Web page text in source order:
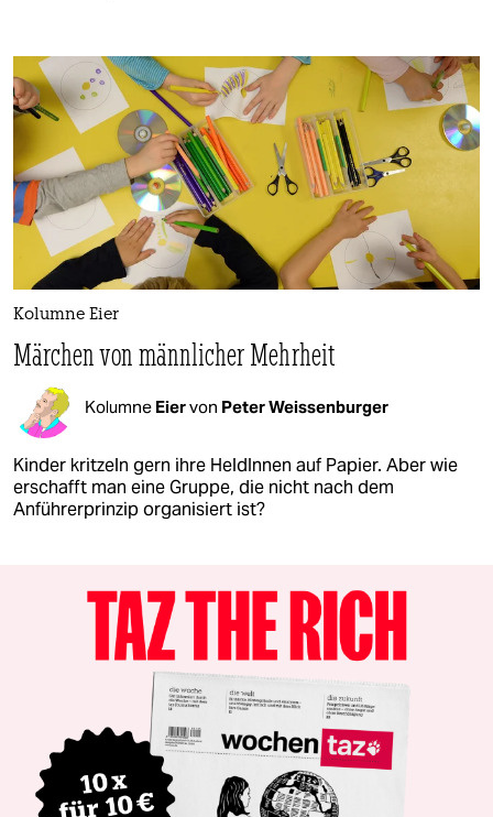
Kolumne Eier
Märchen von männlicher Mehrheit
Kolumne Eiervon Peter Weissenburger
Kinder kritzeln gern ihre HeldInnen auf Papier. Aber wie
erschafft man eine Gruppe, die nicht nach dem
Anführerprinzip organisiert ist?